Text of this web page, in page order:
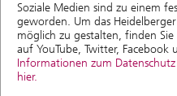
Soziale Medien sind zu einem
geworden. Um das
möglich zu gestalten, finden
auf YouTube, Twitter, Facebook
Informationen zum
hier.